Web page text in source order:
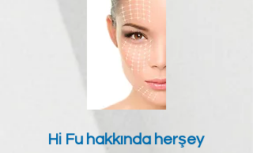
Hi Fu hakkında herşey